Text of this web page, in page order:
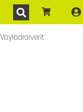
Väylädraiverit